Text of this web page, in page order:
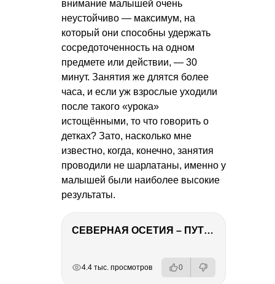
внимание малышей очень
неустойчиво — максимум, на
который они способны удержать
сосредоточенность на одном
предмете или действии, — 30
минут. Занятия же длятся более
часа, и если уж взрослые уходили
после такого «урока»
истощёнными, то что говорить о
детках? Зато, насколько мне
известно, когда, конечно, занятия
проводили не шарлатаны, именно у
малышей были наиболее высокие
результаты.
СЕВЕРНАЯ ОСЕТИЯ – ПУТЕШЕСТВИЕ НА КАВКАЗ часть 4
4.4 тыс. просмотров 0